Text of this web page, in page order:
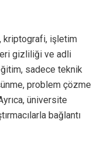
kriptografi, işletim
gizliliği ve adli
sadece teknik
problem çözme
üniversite
bağlantı